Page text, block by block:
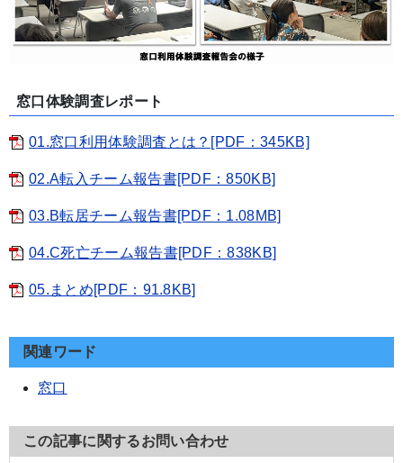
窓口体験調査レポート
01.窓口利用体験調査とは？[PDF：345KB]
02.A転入チーム報告書[PDF：850KB]
03.B転居チーム報告書[PDF：1.08MB]
04.C死亡チーム報告書[PDF：838KB]
05.まとめ[PDF：91.8KB]
関連ワード
窓口
この記事に関するお問い合わせ